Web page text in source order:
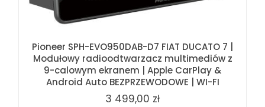
Pioneer SPH-EVO950DAB-D7 FIAT DUCATO 7 |
Modułowy radioodtwarzacz multimediów z
9-calowym ekranem | Apple CarPlay &
Android Auto BEZPRZEWODOWE | WI-FI
3 499,00 zł